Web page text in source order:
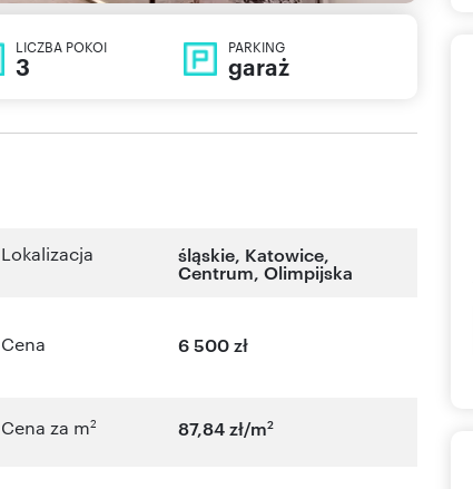
LICZBA POKOI
3
PARKING
garaż
Lokalizacja śląskie, Katowice,
Centrum,Olimpijska
Cena 6 500 zł
Cena za m2 87,84 zł/m2